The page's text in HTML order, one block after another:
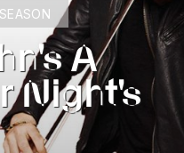
SEASON
A
Night's